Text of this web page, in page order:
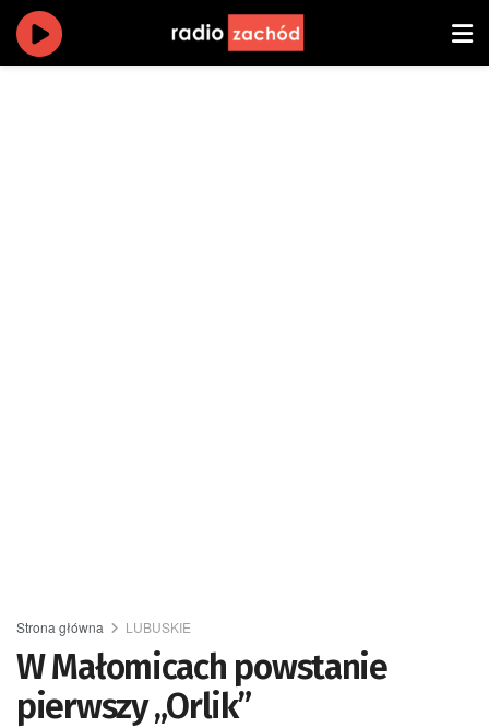
Strona główna LUBUSKIE
W Małomicach powstanie
pierwszy „Orlik”